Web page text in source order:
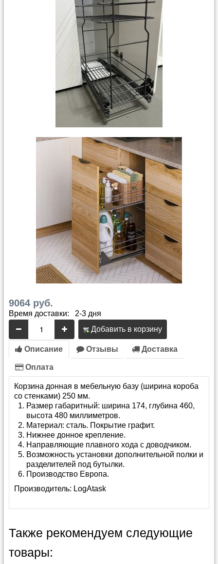
9064 руб.
Время доставки: 2-3 дня
Добавить в корзину
Описание Отзывы Доставка
Оплата
Корзина донная в мебельную базу (ширина короба
со стенками) 250 мм.
Размер габаритный: ширина 174, глубина 460,
высота 480 миллиметров.
Материал: сталь. Покрытие графит.
Нижнее донное крепление.
Направляющие плавного хода с доводчиком.
Возможность установки дополнительной полки и
разделителей под бутылки.
Производство Европа.
Производитель: LogAtask
Также рекомендуем следующие
товары: